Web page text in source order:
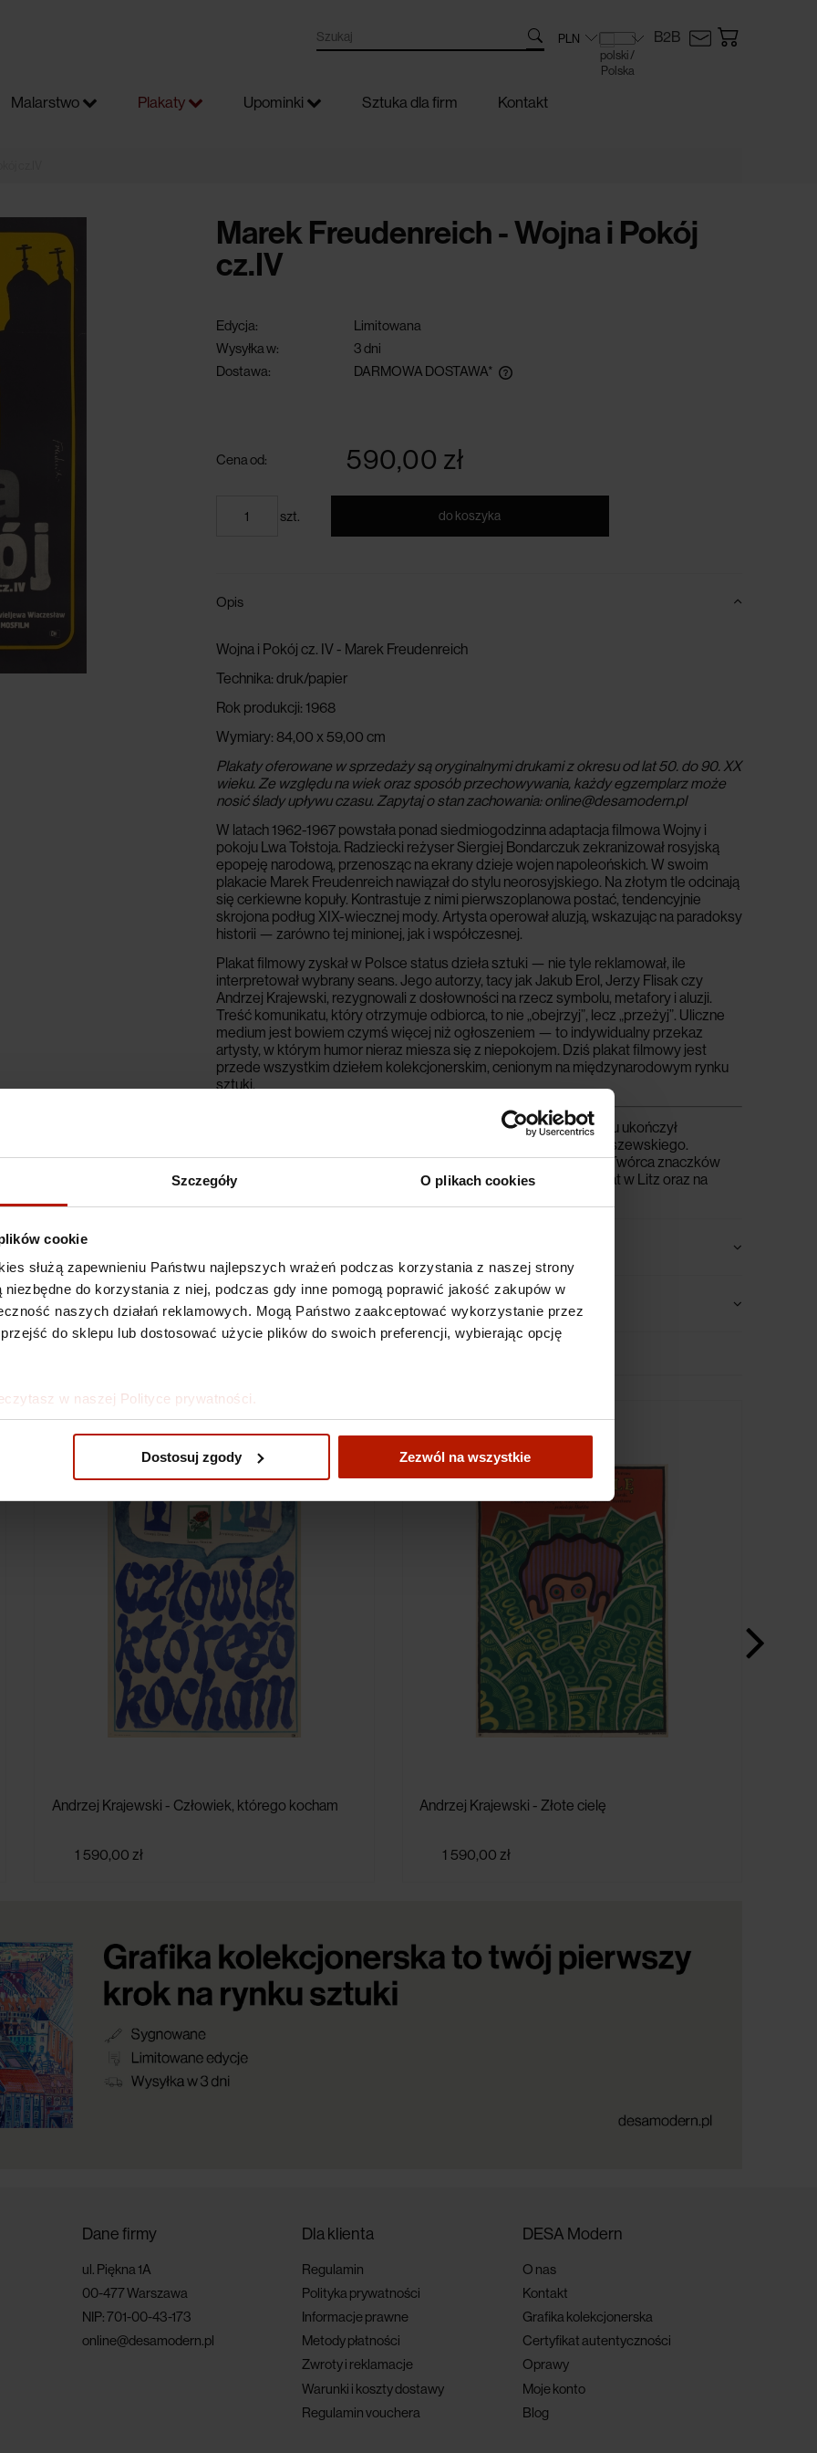
Szczegóły O plikach cookies
cookie
służą zapewnieniu Państwu najlepszych wrażeń podczas korzystania z naszej strony
niezbędne do korzystania z niej, podczas gdy inne pomogą poprawić jakość zakupów w
naszych działań reklamowych. Mogą Państwo zaakceptować wykorzystanie przez
do sklepu lub dostosować użycie plików do swoich preferencji, wybierając opcję
w naszej Polityce prywatności.
Dostosuj zgody Zezwól na wszystkie
B2B
Malarstwo Plakaty Upominki Sztuka dla firm Kontakt
Marek Freudenreich - Wojna i Pokój
cz.IV
Edycja:
Limitowana
Wysyłka w:
3 dni
Dostawa:
DARMOWA DOSTAWA*
Cena od:
590,00 zł
szt. do koszyka
Opis
Wojna i Pokój cz. IV - Marek Freudenreich
Technika: druk/papier
Rok produkcji: 1968
Wymiary: 84,00 x 59,00 cm
Plakaty oferowane w sprzedaży są oryginalnymi drukami z okresu od lat 50. do 90. XX
wieku. Ze względu na wiek oraz sposób przechowywania, każdy egzemplarz może
nosić ślady upływu czasu. Zapytaj o stan zachowania: online@desamodern.pl
W latach 1962-1967 powstała ponad siedmiogodzinna adaptacja filmowa Wojny i
pokoju Lwa Tołstoja. Radziecki reżyser Siergiej Bondarczuk zekranizował rosyjską
epopeję narodową, przenosząc na ekrany dzieje wojen napoleońskich. W swoim
plakacie Marek Freudenreich nawiązał do stylu neorosyjskiego. Na złotym tle odcinają
się cerkiewne kopuły. Kontrastuje z nimi pierwszoplanowa postać, tendencyjnie
skrojona podług XIX-wiecznej mody. Artysta operował aluzją, wskazując na paradoksy
historii — zarówno tej minionej, jak i współczesnej.
Plakat filmowy zyskał w Polsce status dzieła sztuki — nie tyle reklamował, ile
interpretował wybrany seans. Jego autorzy, tacy jak Jakub Erol, Jerzy Flisak czy
Andrzej Krajewski, rezygnowali z dosłowności na rzecz symbolu, metafory i aluzji.
Treść komunikatu, który otrzymuje odbiorca, to nie „obejrzyj”, lecz „przeżyj”. Uliczne
medium jest bowiem czymś więcej niż ogłoszeniem — to indywidualny przekaz
artysty, w którym humor nieraz miesza się z niepokojem. Dziś plakat filmowy jest
przede wszystkim dziełem kolekcjonerskim, cenionym na międzynarodowym rynku
sztuki.
(ur. 1939) — polski artysta grafik. W 1963 roku ukończył
warszawską ASP, otrzymując dyplom w pracowni Henryka Tomaszewskiego.
Uznawany za jednego z najwybitniejszych polskich plakacistów. Twórca znaczków
pocztowych i logotypów. Wykładał na austriackiej Kunstuniversität w Litz oraz na
Koszty dostawy
Andrzej Krajewski - Człowiek, którego kocham
1 590,00 zł
Andrzej Krajewski - Złote cielę
1 590,00 zł
Dane firmy
ul. Piękna 1A
00-477 Warszawa
NIP: 701-00-43-173
online@desamodern.pl
Dla klienta
Regulamin
Polityka prywatności
Informacje prawne
Metody płatności
Zwroty i reklamacje
Warunki i koszty dostawy
Regulamin vouchera
DESA Modern
O nas
Kontakt
Grafika kolekcjonerska
Certyfikat autentyczności
Oprawy
Moje konto
Blog